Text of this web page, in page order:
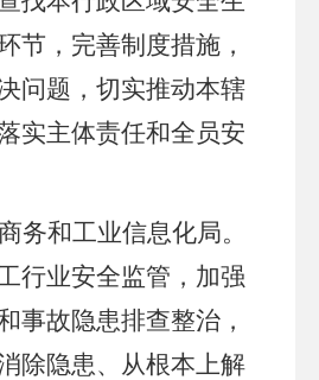
节 ， 完善制度措施，
问题，切实推动本辖
实主体责任和全员安
务和工业信息化局。
行业安全监管 ，加强
事故隐患排查整治，
除隐患、从根本上解